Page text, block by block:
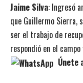
Jaime Silva: Ingresó
que Guillermo Sierra,
ser el trabajo de
respondió en el
Únete